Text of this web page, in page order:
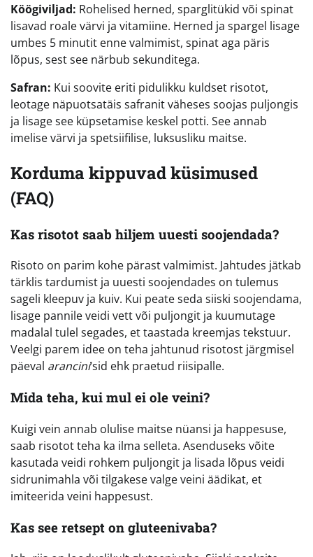
Köögiviljad: Rohelised herned, sparglitükid või spinat
lisavad roale värvi ja vitamiine. Herned ja spargel lisage
umbes 5 minutit enne valmimist, spinat aga päris
lõpus, sest see närbub sekunditega.
Safran: Kui soovite eriti pidulikku kuldset risotot,
leotage näpuotsatäis safranit väheses soojas puljongis
ja lisage see küpsetamise keskel potti. See annab
imelise värvi ja spetsiifilise, luksusliku maitse.
Korduma kippuvad küsimused
(FAQ)
Kas risotot saab hiljem uuesti soojendada?
Risoto on parim kohe pärast valmimist. Jahtudes jätkab
tärklis tardumist ja uuesti soojendades on tulemus
sageli kleepuv ja kuiv. Kui peate seda siiski soojendama,
lisage pannile veidi vett või puljongit ja kuumutage
madalal tulel segades, et taastada kreemjas tekstuur.
Veelgi parem idee on teha jahtunud risotost järgmisel
päeval arancini‘sid ehk praetud riisipalle.
Mida teha, kui mul ei ole veini?
Kuigi vein annab olulise maitse nüansi ja happesuse,
saab risotot teha ka ilma selleta. Asenduseks võite
kasutada veidi rohkem puljongit ja lisada lõpus veidi
sidrunimahla või tilgakese valge veini äädikat, et
imiteerida veini happesust.
Kas see retsept on gluteenivaba?